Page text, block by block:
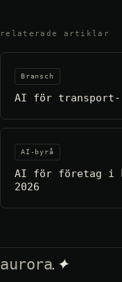
relaterade artiklar
Bransch
AI för transport-
AI-byrå
AI för företag i
2026
aurora.✦